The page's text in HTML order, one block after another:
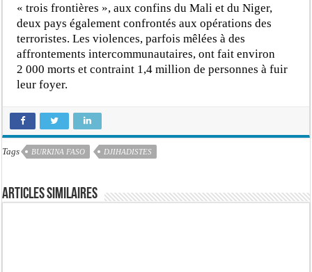
« trois frontières », aux confins du Mali et du Niger,
deux pays également confrontés aux opérations des
terroristes. Les violences, parfois mêlées à des
affrontements intercommunautaires, ont fait environ
2 000 morts et contraint 1,4 million de personnes à fuir
leur foyer.
Tags BURKINA FASO DJIHADISTES
Articles similaires